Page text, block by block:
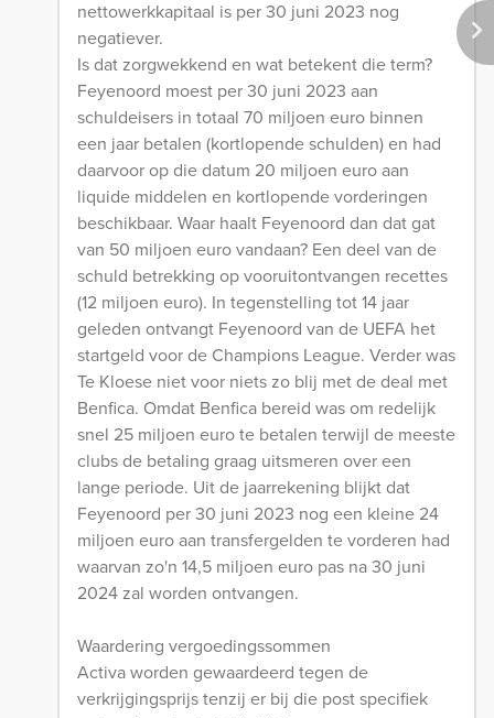
nettowerkkapitaal is per 30 juni 2023 nog
negatiever.
Is dat zorgwekkend en wat betekent die term?
Feyenoord moest per 30 juni 2023 aan
schuldeisers in totaal 70 miljoen euro binnen
een jaar betalen (kortlopende schulden) en had
daarvoor op die datum 20 miljoen euro aan
liquide middelen en kortlopende vorderingen
beschikbaar. Waar haalt Feyenoord dan dat gat
van 50 miljoen euro vandaan? Een deel van de
schuld betrekking op vooruitontvangen recettes
(12 miljoen euro). In tegenstelling tot 14 jaar
geleden ontvangt Feyenoord van de UEFA het
startgeld voor de Champions League. Verder was
Te Kloese niet voor niets zo blij met de deal met
Benfica. Omdat Benfica bereid was om redelijk
snel 25 miljoen euro te betalen terwijl de meeste
clubs de betaling graag uitsmeren over een
lange periode. Uit de jaarrekening blijkt dat
Feyenoord per 30 juni 2023 nog een kleine 24
miljoen euro aan transfergelden te vorderen had
waarvan zo'n 14,5 miljoen euro pas na 30 juni
2024 zal worden ontvangen.
Waardering vergoedingssommen
Activa worden gewaardeerd tegen de
verkrijgingsprijs tenzij er bij die post specifiek